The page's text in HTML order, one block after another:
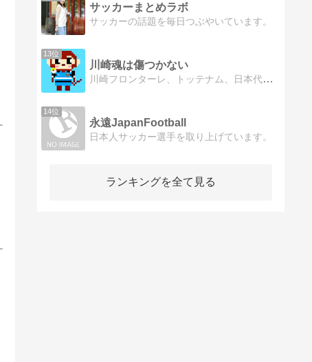
サッカーまとめラボ
サッカーの話題を毎日つぶやいています。
13位
川崎魂は傷つかない
川崎フロンターレ、トッテナム、日本代表の応援ブログです。 アニメのこともたまに語ります。 よろしくお願いします
14位
永遠JapanFootball
日本人サッカー選手を取り上げています。
ランキングを全て見る